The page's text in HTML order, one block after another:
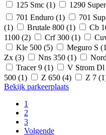
125 Smc (1)
1290
701 Enduro (1)
701
(1)
Brutale 800 (1) Cb
1100 (2)
Crf 300 (1)
Kle 500 (5)
Meguro S
Zx (3)
Nns 350 (1)
Tracer 9 (1)
V Strom Dl
500 (1)
Z 650 (4) Z 7
Bekijk parkeerplaats
1
2
3
Volgende